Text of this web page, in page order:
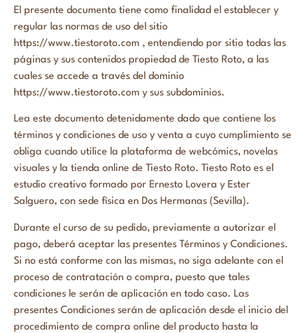
El presente documento tiene como finalidad el establecer y
regular las normas de uso del sitio
https://www.tiestoroto.com , entendiendo por sitio todas las
páginas y sus contenidos propiedad de Tiesto Roto, a las
cuales se accede a través del dominio
https://www.tiestoroto.com y sus subdominios.
Lea este documento detenidamente dado que contiene los
términos y condiciones de uso y venta a cuyo cumplimiento se
obliga cuando utilice la plataforma de webcómics, novelas
visuales y la tienda online de Tiesto Roto. Tiesto Roto es el
estudio creativo formado por Ernesto Lovera y Ester
Salguero, con sede física en Dos Hermanas (Sevilla).
Durante el curso de su pedido, previamente a autorizar el
pago, deberá aceptar las presentes Términos y Condiciones.
Si no está conforme con las mismas, no siga adelante con el
proceso de contratación o compra, puesto que tales
condiciones le serán de aplicación en todo caso. Las
presentes Condiciones serán de aplicación desde el inicio del
procedimiento de compra online del producto hasta la